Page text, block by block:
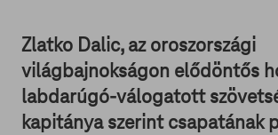
Zlatko Dalic, az oroszországi
világbajnokságon elődöntős
labdarúgó-válogatott
kapitánya szerint csapatának